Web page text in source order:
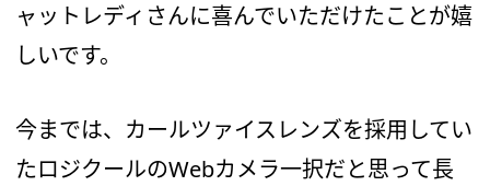
ャットレディさんに喜んでいただけたことが嬉
しいです。
今までは、カールツァイスレンズを採用してい
たロジクールのWebカメラ一択だと思って長